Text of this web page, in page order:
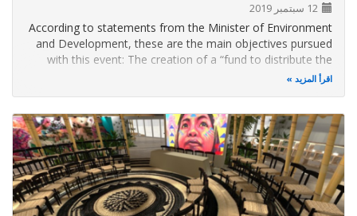
12 سبتمبر 2019
According to statements from the Minister of Environment
and Development, these are the main objectives pursued
with this event: The creation of a “fund to distribute the
benefits of using genetic resources stored in digital
اقرأ المزيد